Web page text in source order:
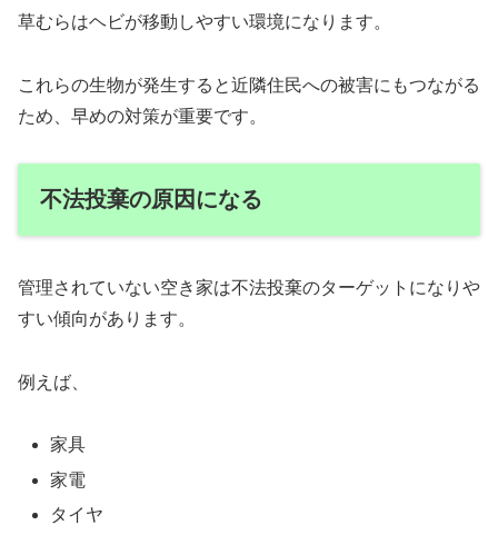
草むらはヘビが移動しやすい環境になります。
これらの生物が発生すると近隣住民への被害にもつながる
ため、早めの対策が重要です。
不法投棄の原因になる
管理されていない空き家は不法投棄のターゲットになりや
すい傾向があります。
例えば、
家具
家電
タイヤ